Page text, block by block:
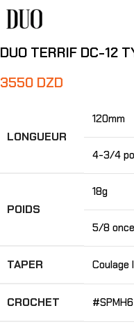
DUO TERRIF DC-12
3550 DZD
LONGUEUR
120mm
4-3/4
POIDS
18g
5/8
TAPER
CROCHET #SPMH6